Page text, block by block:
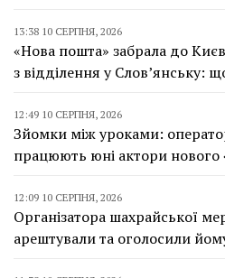
13:38 10 СЕРПНЯ, 2026
«Нова пошта» забрала до
з відділення у Слов’янську:
12:49 10 СЕРПНЯ, 2026
Зйомки між уроками:
працюють юні актори нового
12:09 10 СЕРПНЯ, 2026
Організатора шахрайської
арештували та оголосили